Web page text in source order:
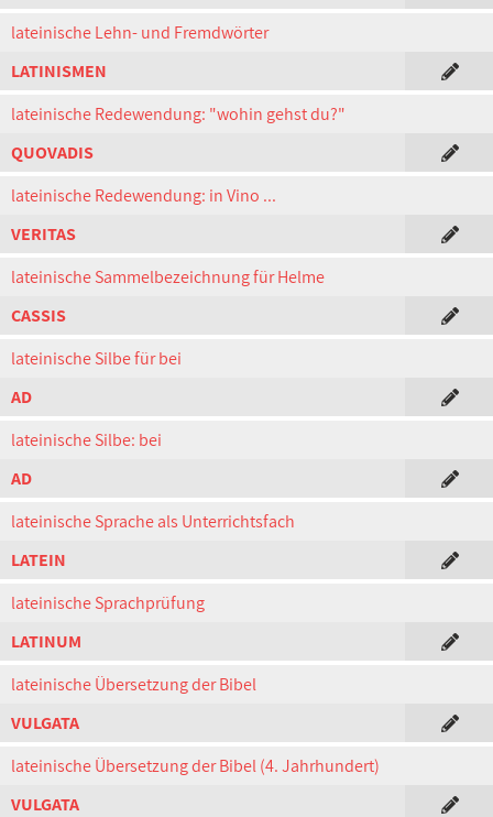
lateinische Lehn- und Fremdwörter
LATINISMEN
lateinische Redewendung: "wohin gehst du?"
QUOVADIS
lateinische Redewendung: in Vino ...
VERITAS
lateinische Sammelbezeichnung für Helme
CASSIS
lateinische Silbe für bei
AD
lateinische Silbe: bei
AD
lateinische Sprache als Unterrichtsfach
LATEIN
lateinische Sprachprüfung
LATINUM
lateinische Übersetzung der Bibel
VULGATA
lateinische Übersetzung der Bibel (4. Jahrhundert)
VULGATA